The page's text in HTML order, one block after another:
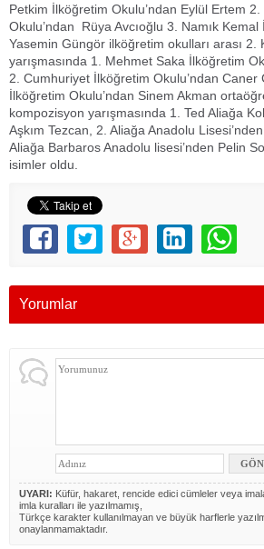
Petkim İlköğretim Okulu’ndan Eylül Ertem
Okulu’ndan Rüya Avcıoğlu 3. Namık Kemal
Yasemin Güngör ilköğretim okulları arası 2.
yarışmasında 1. Mehmet Saka İlköğretim
2. Cumhuriyet İlköğretim Okulu’ndan Caner
İlköğretim Okulu’ndan Sinem Akman
kompozisyon yarışmasında 1. Ted Aliağa
Aşkım Tezcan, 2. Aliağa Anadolu
Aliağa Barbaros Anadolu lisesi’nden Pelin
isimler oldu.
Yorumlar
UYARI: Küfür, hakaret, rencide edici cümleler veya
imla kuralları ile yazılmamış,
Türkçe karakter kullanılmayan ve büyük harflerle
onaylanmamaktadır.